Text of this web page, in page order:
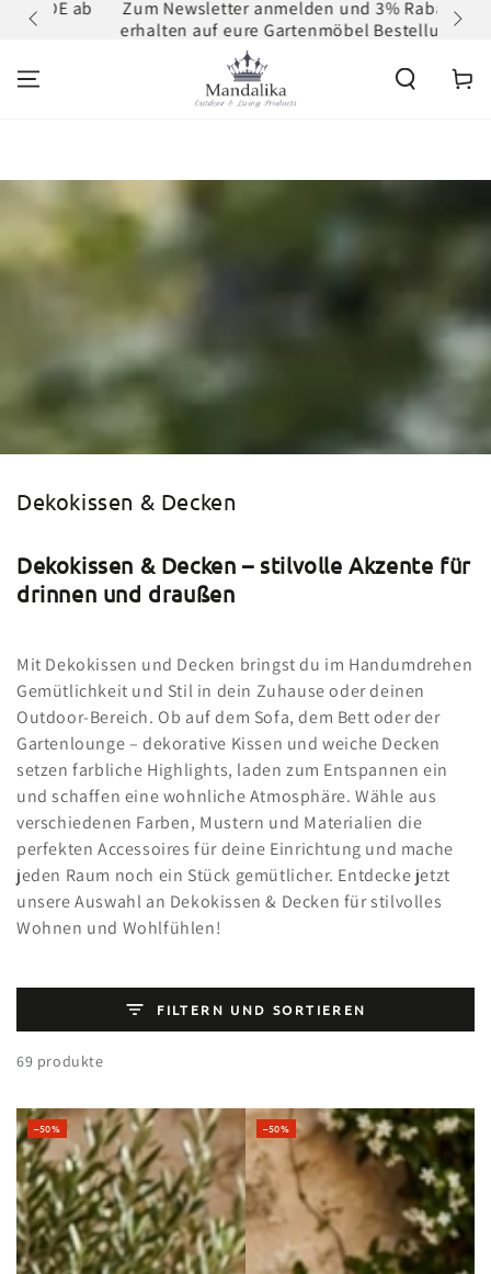
ZUM INHALT
SPRINGEN
ab
Zum Newsletter anmelden und 3% Rabatt
erhalten auf eure Gartenmöbel Bestellung
Kollektion:
Dekokissen & Decken
Dekokissen & Decken – stilvolle Akzente für
drinnen und draußen
Mit Dekokissen und Decken bringst du im Handumdrehen
Gemütlichkeit und Stil in dein Zuhause oder deinen
Outdoor-Bereich. Ob auf dem Sofa, dem Bett oder der
Gartenlounge – dekorative Kissen und weiche Decken
setzen farbliche Highlights, laden zum Entspannen ein
und schaffen eine wohnliche Atmosphäre. Wähle aus
verschiedenen Farben, Mustern und Materialien die
perfekten Accessoires für deine Einrichtung und mache
jeden Raum noch ein Stück gemütlicher. Entdecke jetzt
unsere Auswahl an Dekokissen & Decken für stilvolles
Wohnen und Wohlfühlen!
FILTERN UND SORTIEREN
69 produkte
–50% –50%